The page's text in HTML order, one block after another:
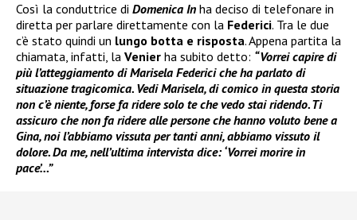
Così la conduttrice di Domenica In ha deciso di telefonare in
diretta per parlare direttamente con la Federici. Tra le due
c’è stato quindi un lungo botta e risposta. Appena partita la
chiamata, infatti, la Venier ha subito detto: “Vorrei capire di
più l’atteggiamento di Marisela Federici che ha parlato di
situazione tragicomica. Vedi Marisela, di comico in questa storia
non c’è niente, forse fa ridere solo te che vedo stai ridendo. Ti
assicuro che non fa ridere alle persone che hanno voluto bene a
Gina, noi l’abbiamo vissuta per tanti anni, abbiamo vissuto il
dolore. Da me, nell’ultima intervista dice: ‘Vorrei morire in
pace’…”